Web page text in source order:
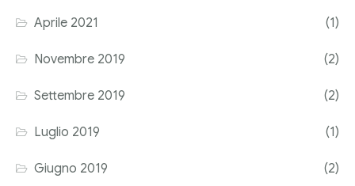
Aprile 2021 (1)
Novembre 2019 (2)
Settembre 2019 (2)
Luglio 2019 (1)
Giugno 2019 (2)